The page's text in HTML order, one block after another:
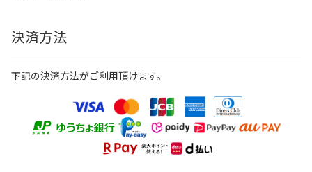
決済方法
下記の決済方法がご利用頂けます。